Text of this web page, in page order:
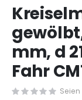
Anfang
der
Bildergalerie
springen
gewölbt,
mm, d
Fahr